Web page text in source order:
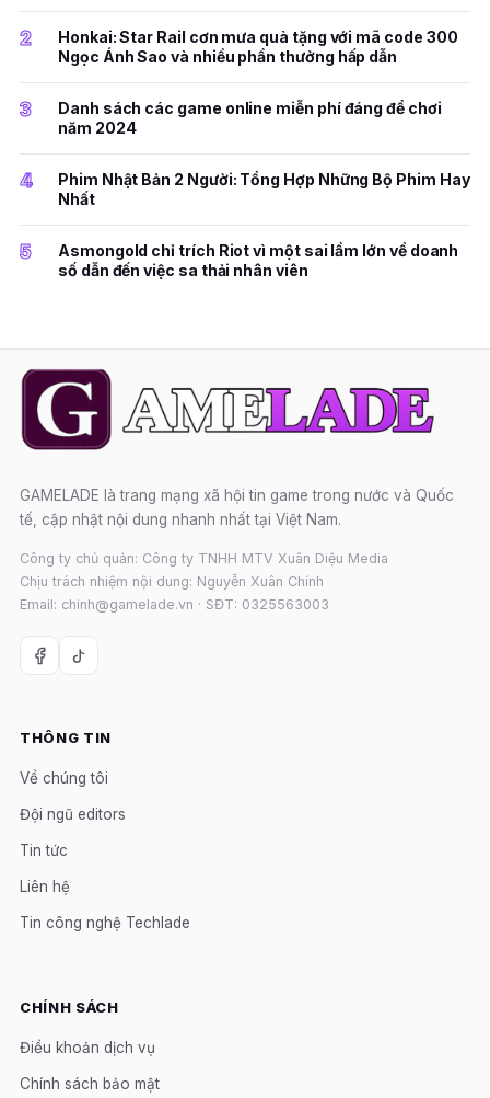
2
Honkai: Star Rail cơn mưa quà tặng với mã code 300
Ngọc Ánh Sao và nhiều phần thưởng hấp dẫn
3
Danh sách các game online miễn phí đáng để chơi
năm 2024
4
Phim Nhật Bản 2 Người: Tổng Hợp Những Bộ Phim Hay
Nhất
5
Asmongold chỉ trích Riot vì một sai lầm lớn về doanh
số dẫn đến việc sa thải nhân viên
GAMELADE là trang mạng xã hội tin game trong nước và Quốc
tế, cập nhật nội dung nhanh nhất tại Việt Nam.
Công ty chủ quản: Công ty TNHH MTV Xuân Diệu Media
Chịu trách nhiệm nội dung: Nguyễn Xuân Chính
Email: chinh@gamelade.vn · SĐT: 0325563003
THÔNG TIN
Về chúng tôi
Đội ngũ editors
Tin tức
Liên hệ
Tin công nghệ Techlade
CHÍNH SÁCH
Điều khoản dịch vụ
Chính sách bảo mật